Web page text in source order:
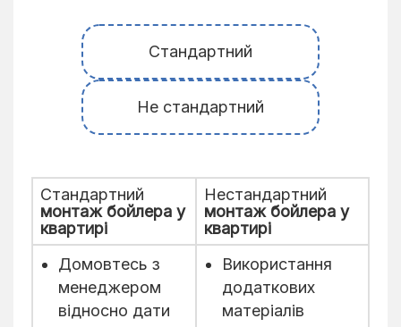
Стандартний
Не стандартний
Стандартний
монтаж бойлера у
квартирі
Нестандартний
монтаж бойлера у
квартирі
Домовтесь з
менеджером
відносно дати
Використання
додаткових
матеріалів